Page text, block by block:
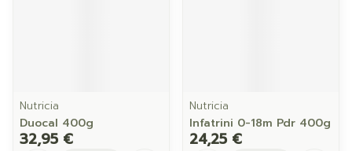
Nutricia
Duocal 400g
32,95 €
Nutricia
Infatrini 0-18m Pdr 400g
24,25 €